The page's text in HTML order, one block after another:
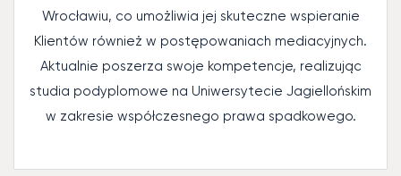
Wrocławiu, co umożliwia jej skuteczne wspieranie
Klientów również w postępowaniach mediacyjnych.
Aktualnie poszerza swoje kompetencje, realizując
studia podyplomowe na Uniwersytecie Jagiellońskim
w zakresie współczesnego prawa spadkowego.